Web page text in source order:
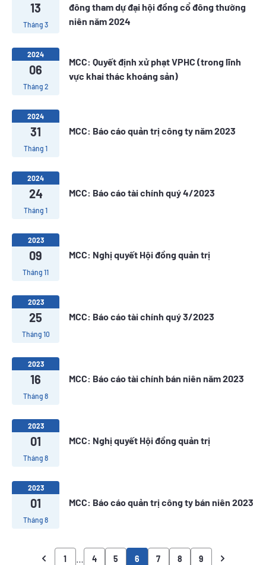
13
Tháng 3
đông tham dự đại hội đồng cổ đông thường
niên năm 2024
2024
06
Tháng 2
MCC: Quyết định xử phạt VPHC (trong lĩnh
vực khai thác khoáng sản)
2024
31
Tháng 1
MCC: Báo cáo quản trị công ty năm 2023
2024
24
Tháng 1
MCC: Báo cáo tài chính quý 4/2023
2023
09
Tháng 11
MCC: Nghị quyết Hội đồng quản trị
2023
25
Tháng 10
MCC: Báo cáo tài chính quý 3/2023
2023
16
Tháng 8
MCC: Báo cáo tài chính bán niên năm 2023
2023
01
Tháng 8
MCC: Nghị quyết Hội đồng quản trị
2023
01
Tháng 8
MCC: Báo cáo quản trị công ty bán niên 2023
1 4 5 6 7 8 9